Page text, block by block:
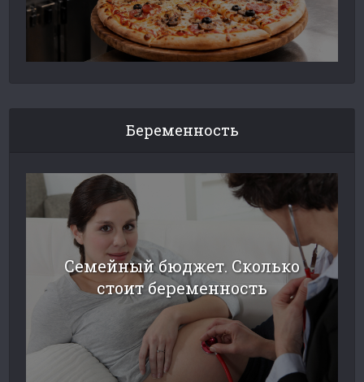
Беременность
Семейный бюджет. Сколько
стоит беременность